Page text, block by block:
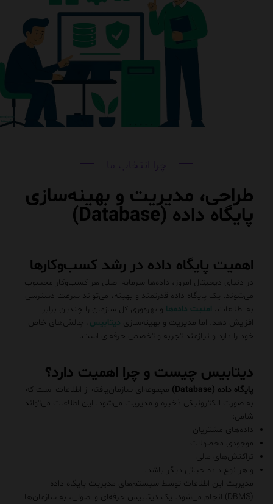
چرا انتخاب ما
طراحی، مدیریت و بهینه‌سازی
پایگاه داده (Database)
اهمیت پایگاه داده در رشد کسب‌وکارها
در دنیای دیجیتال امروز، داده‌ها سرمایه اصلی هر کسب‌وکار محسوب
می‌شوند. یک پایگاه داده قدرتمند و بهینه، می‌تواند سرعت دسترسی
به اطلاعات، امنیت داده‌ها و بهره‌وری کل سازمان را چندین برابر
افزایش دهد. اما مدیریت و بهینه‌سازی دیتابیس‌، چالش‌های خاص
خود را دارد و نیازمند تجربه و تخصص حرفه‌ای است.
دیتابیس چیست و چرا اهمیت دارد؟
پایگاه داده (Database)
مجموعه‌ای سازمان‌یافته از اطلاعات است که
به صورت الکترونیکی ذخیره و مدیریت می‌شود. این اطلاعات می‌تواند
شامل:
داده‌های مشتریان
موجودی محصولات
تراکنش‌های مالی
و هر نوع داده حیاتی دیگر باشد.
مدیریت این اطلاعات توسط سیستم‌های مدیریت پایگاه داده
(DBMS) انجام می‌شود. یک دیتابیس حرفه‌ای و اصولی، به سازمان‌ها